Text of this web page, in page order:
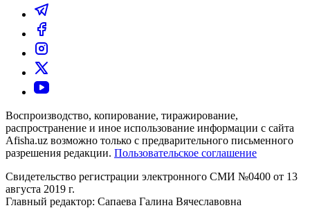
Воспроизводство, копирование, тиражирование,
распространение и иное использование информации с сайта
Afisha.uz возможно только с предварительного письменного
разрешения редакции. Пользовательское соглашение
Свидетельство регистрации электронного СМИ №0400 от 13
августа 2019 г.
Главный редактор: Сапаева Галина Вячеславовна